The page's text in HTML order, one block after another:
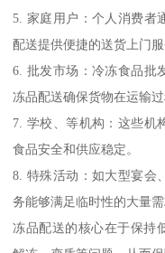
5. 家庭用户：个人消费者
配送提供便捷的送货上门服
6. 批发市场：冷冻食品批
冻品配送确保货物在运输过
7. 学校、等机构：这些机
食品安全和供应稳定。
8. 特殊活动：如大型宴会
务能够满足临时性的大量需
冻品配送的核心在于保持